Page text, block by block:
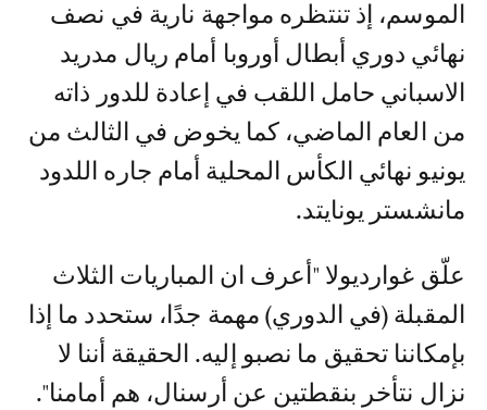
الموسم، إذ تنتظره مواجهة نارية في نصف
نهائي دوري أبطال أوروبا أمام ريال مدريد
الاسباني حامل اللقب في إعادة للدور ذاته
من العام الماضي، كما يخوض في الثالث من
يونيو نهائي الكأس المحلية أمام جاره اللدود
مانشستر يونايتد.
علّق غوارديولا "أعرف ان المباريات الثلاث
المقبلة (في الدوري) مهمة جدًا، ستحدد ما إذا
بإمكاننا تحقيق ما نصبو إليه. الحقيقة أننا لا
نزال نتأخر بنقطتين عن أرسنال، هم أمامنا".